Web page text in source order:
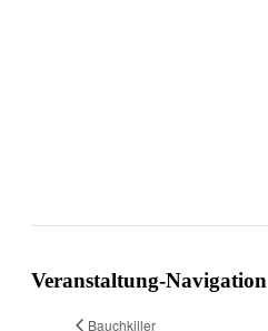
Veranstaltung-Navigation
Bauchkiller